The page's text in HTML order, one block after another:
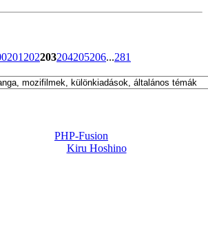
201 202203204205206...281
PHP-Fusion
Kiru Hoshino